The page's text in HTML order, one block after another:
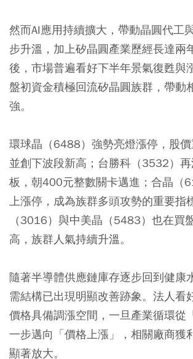
然而AI應用持續擴大，帶動晶圓代工
步升溫，加上矽晶圓產業歷經長達兩
後，市場普遍看好下半年景氣復甦與
盤初資金積極回流矽晶圓族群，帶動
強。
環球晶（6488）強勢亮燈漲停，股
並創下波段新高；台勝科（3532）
板，朝400元整數關卡邁進；合晶（
上漲停，成為族群多頭攻勢的重要指
（3016）與中美晶（5483）也在買
高，族群人氣持續升溫。
隨著半導體供應鏈庫存逐步回到健康
需結構已出現明顯改善跡象。法人看
價格具備調漲空間，一旦產業循環從
一步邁向「價格上漲」，相關廠商獲
顯著放大。